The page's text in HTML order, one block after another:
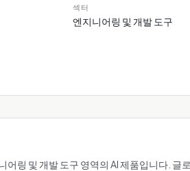
섹터
엔지니어링 및 개발 도구
링 및 개발 도구 영역의 AI 제품입니다. 글